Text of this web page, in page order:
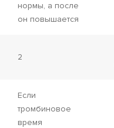
нормы, а после
он повышается
2
Если
тромбиновое
время